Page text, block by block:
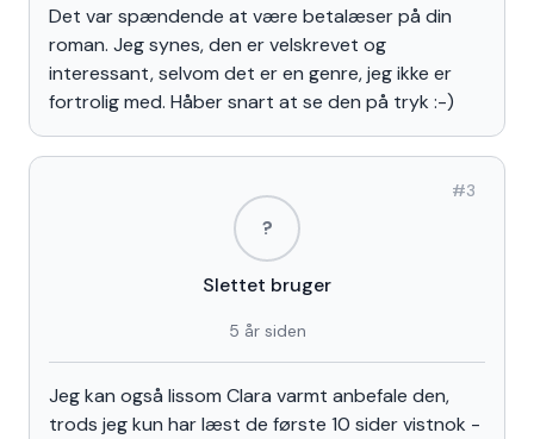
Det var spændende at være betalæser på din
roman. Jeg synes, den er velskrevet og
interessant, selvom det er en genre, jeg ikke er
fortrolig med. Håber snart at se den på tryk :-)
#3
?
Slettet bruger
5 år siden
Jeg kan også lissom Clara varmt anbefale den,
trods jeg kun har læst de første 10 sider vistnok -